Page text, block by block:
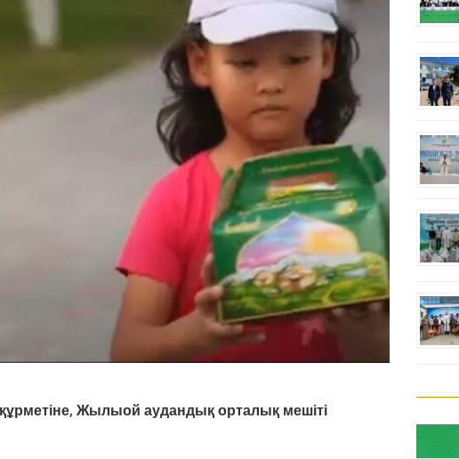
құрметіне, Жылыой аудандық орталық мешіті